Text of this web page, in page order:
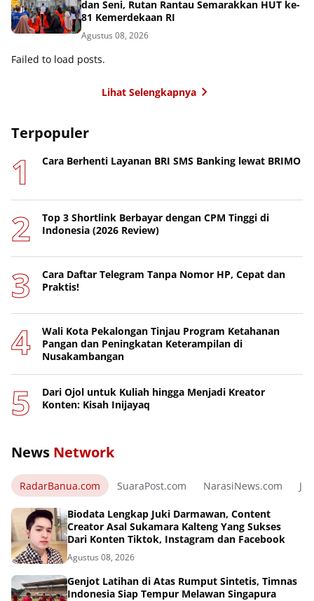
dan Seni, Rutan Rantau Semarakkan HUT ke-
81 Kemerdekaan RI
Agustus 08, 2026
Failed to load posts.
Lihat Selengkapnya
Terpopuler
Cara Berhenti Layanan BRI SMS Banking lewat BRIMO
Top 3 Shortlink Berbayar dengan CPM Tinggi di
Indonesia (2026 Review)
Cara Daftar Telegram Tanpa Nomor HP, Cepat dan
Praktis!
Wali Kota Pekalongan Tinjau Program Ketahanan
Pangan dan Peningkatan Keterampilan di
Nusakambangan
Dari Ojol untuk Kuliah hingga Menjadi Kreator
Konten: Kisah Inijayaq
News Network
RadarBanua.com SuaraPost.com NarasiNews.com
Biodata Lengkap Juki Darmawan, Content
Creator Asal Sukamara Kalteng Yang Sukses
Dari Konten Tiktok, Instagram dan Facebook
Agustus 08, 2026
Genjot Latihan di Atas Rumput Sintetis, Timnas
Indonesia Siap Tempur Melawan Singapura